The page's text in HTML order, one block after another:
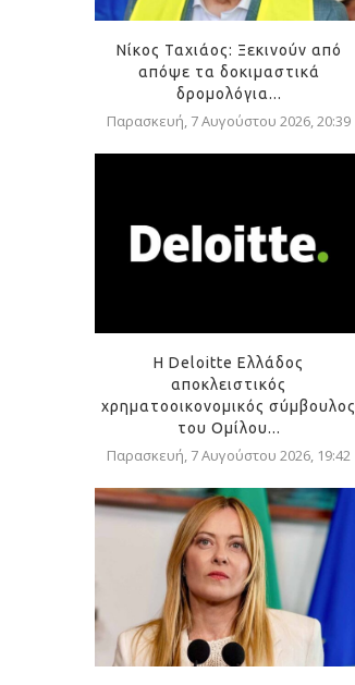
Νίκος Ταχιάος: Ξεκινούν από
απόψε τα δοκιμαστικά
δρομολόγια...
Παρασκευή, 7 Αυγούστου 2026, 20:39
Η Deloitte Ελλάδος
αποκλειστικός
χρηματοοικονομικός σύμβουλος
του Ομίλου...
Παρασκευή, 7 Αυγούστου 2026, 19:42